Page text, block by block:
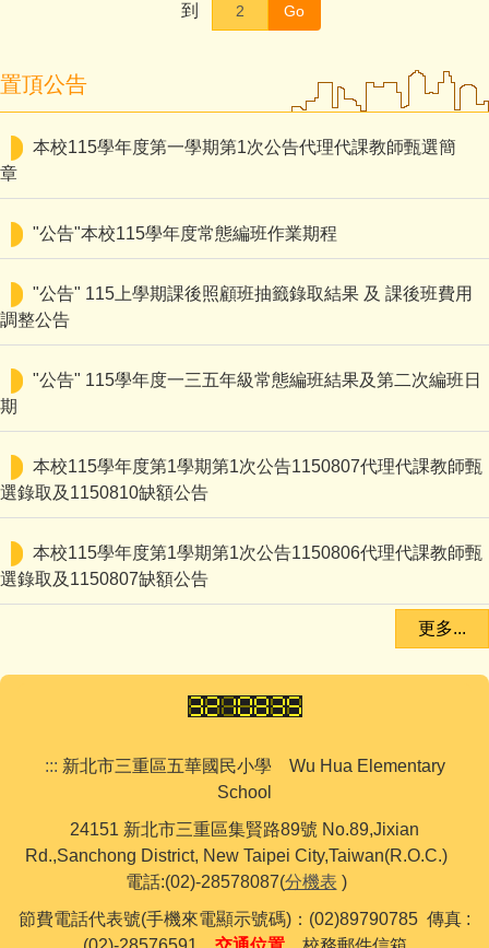
到 Go
置頂公告
本校115學年度第一學期第1次公告代理代課教師甄選簡
章
"公告"本校115學年度常態編班作業期程
"公告" 115上學期課後照顧班抽籤錄取結果 及 課後班費用
調整公告
"公告" 115學年度一三五年級常態編班結果及第二次編班日
期
本校115學年度第1學期第1次公告1150807代理代課教師甄
選錄取及1150810缺額公告
本校115學年度第1學期第1次公告1150806代理代課教師甄
選錄取及1150807缺額公告
更多...
::: 新北市三重區五華國民小學 Wu Hua Elementary
School
24151 新北市三重區集賢路89號 No.89,Jixian
Rd.,Sanchong District, New Taipei City,Taiwan(R.O.C.)
電話:(02)-28578087(分機表 )
節費電話代表號(手機來電顯示號碼)：(02)89790785 傳真 :